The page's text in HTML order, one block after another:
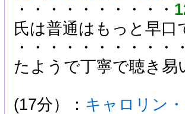
・・・・・・・・・・
氏は普通はもっと早口
・・・・・・・・・
たようで丁寧で聴き易
(17分）： キャロリン